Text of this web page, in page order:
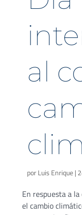
al
porLuis Enrique|
En respuesta a
el cambio